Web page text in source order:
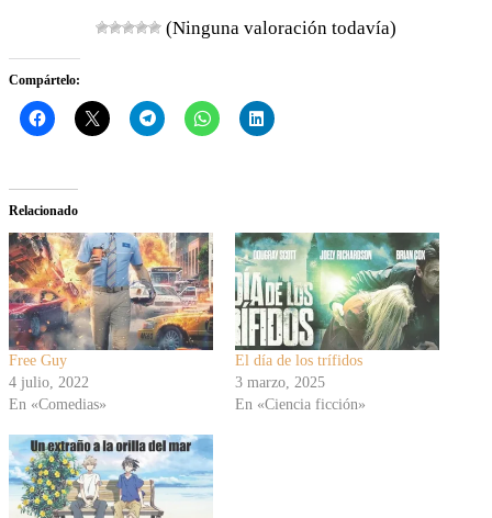
(Ninguna valoración todavía)
Compártelo:
Relacionado
Free Guy
4 julio, 2022
En «Comedias»
El día de los trífidos
3 marzo, 2025
En «Ciencia ficción»